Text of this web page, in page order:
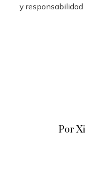
y responsabilidad
Por